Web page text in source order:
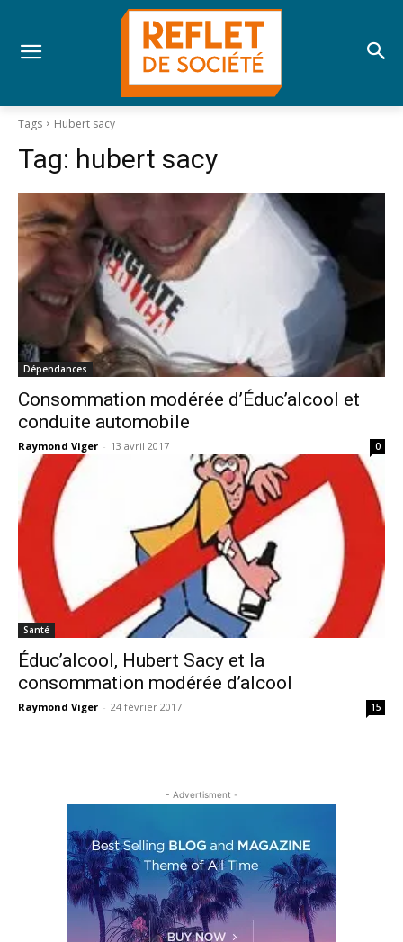
Tags Hubert sacy
Tag: hubert sacy
Dépendances
Consommation modérée d’Éduc’alcool et
conduite automobile
Raymond Viger - 13 avril 2017 0
Santé
Éduc’alcool, Hubert Sacy et la
consommation modérée d’alcool
Raymond Viger - 24 février 2017 15
- Advertisment -